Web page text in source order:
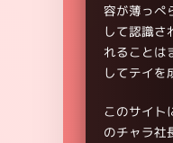
容が薄っぺ
して認識さ
れることは
してテイを
このサイト
のチャラ社